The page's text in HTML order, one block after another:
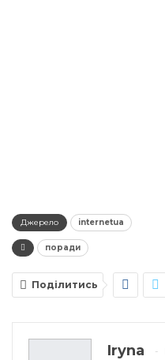
Джерело internetua
поради
Поділитись
Iryna